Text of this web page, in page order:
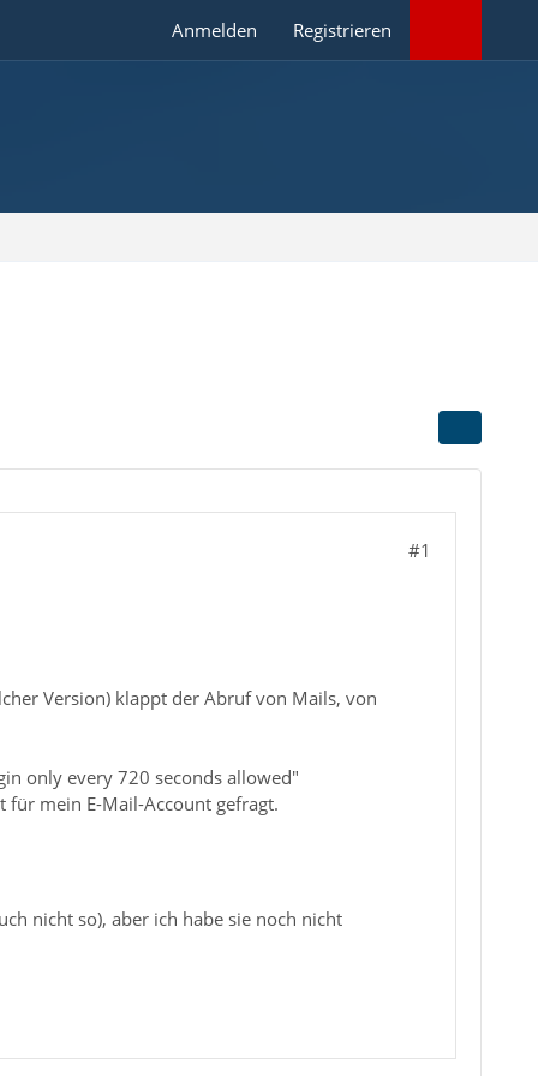
Anmelden Registrieren
#1
Version) klappt der Abruf von Mails, von
only every 720 seconds allowed"
für mein E-Mail-Account gefragt.
nicht so), aber ich habe sie noch nicht